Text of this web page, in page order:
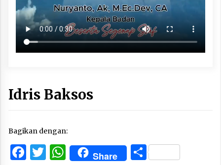
Idris Baksos
Bagikan dengan:
Facebook
Twitter
WhatsApp
Share Share